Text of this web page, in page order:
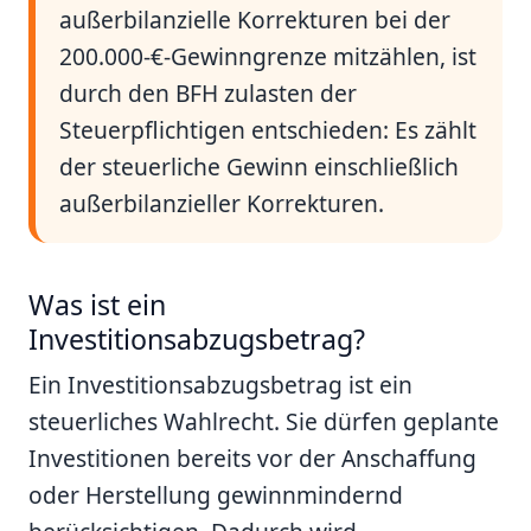
außerbilanzielle Korrekturen bei der
200.000-€-Gewinngrenze mitzählen, ist
durch den BFH zulasten der
Steuerpflichtigen entschieden: Es zählt
der steuerliche Gewinn einschließlich
außerbilanzieller Korrekturen.
Was ist ein
Investitionsabzugsbetrag?
Ein Investitionsabzugsbetrag ist ein
steuerliches Wahlrecht. Sie dürfen geplante
Investitionen bereits vor der Anschaffung
oder Herstellung gewinnmindernd